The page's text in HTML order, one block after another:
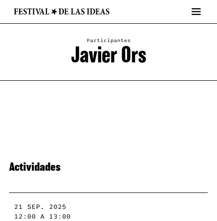
Participantes
Javier Ors
Actividades
21 SEP. 2025
12:00 A 13:00